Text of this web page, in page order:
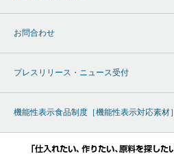
お問合わせ
プレスリリース・ニュース受付
機能性表示食品制度［機能性表示対応素材］